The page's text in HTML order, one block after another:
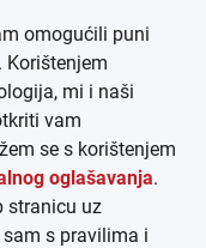
omogućili puni
mi i naši
vam
se s korištenjem
oglašavanja.
stranicu uz
s pravilima i